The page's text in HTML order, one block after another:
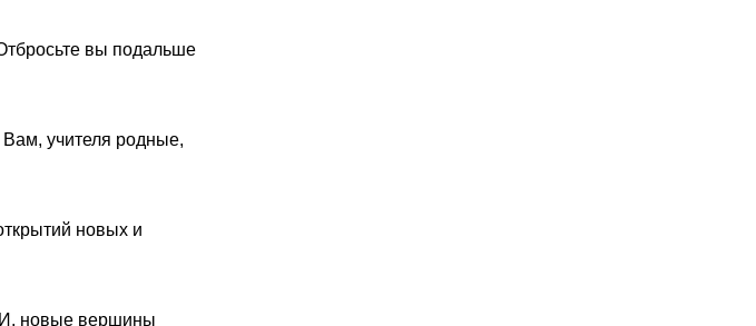
вы подальше
учителя родные,
новых и
новые вершины